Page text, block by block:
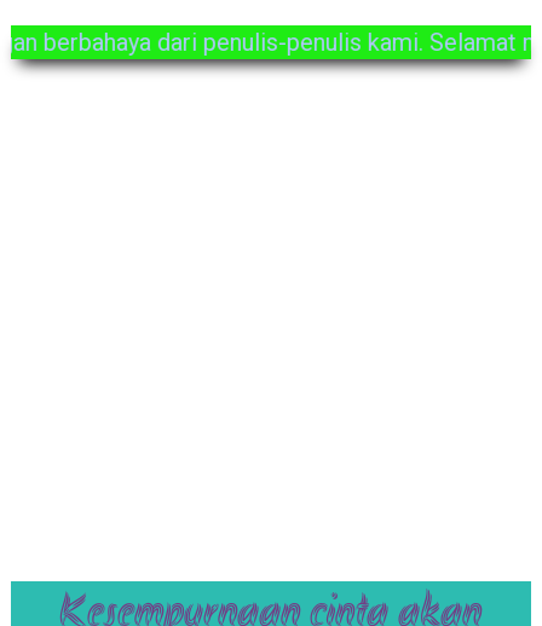
ratusan postingan berbahaya dari
Kesempurnaan cinta akan